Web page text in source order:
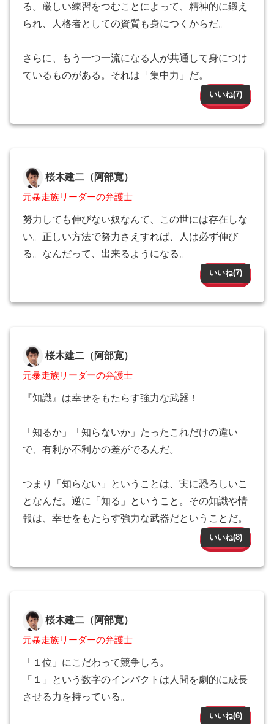
る。厳しい練習をつむことによって、精神的に鍛え
られ、人格者としての資質も身につくからだ。
さらに、もう一つ一流になる人が共通して身につけ
ているものがある。それは「集中力」だ。
いいね(7)
桜木建二（阿部寛）
元暴走族リーダーの弁護士
努力しても伸びない奴なんて、この世には存在しな
い。正しい方法で努力さえすれば、人は必ず伸び
る。なんだって、出来るようになる。
いいね(7)
桜木建二（阿部寛）
元暴走族リーダーの弁護士
『知識』は幸せをもたらす強力な武器！
「知るか」「知らないか」たったこれだけの違い
で、有利か不利かの差がでるんだ。
つまり「知らない」ということは、実に恐ろしいこ
となんだ。逆に「知る」ということ。その知識や情
報は、幸せをもたらす強力な武器だということだ。
いいね(8)
桜木建二（阿部寛）
元暴走族リーダーの弁護士
「１位」にこだわって競争しろ。
「１」という数字のインパクトは人間を劇的に成長
させる力を持っている。
いいね(6)